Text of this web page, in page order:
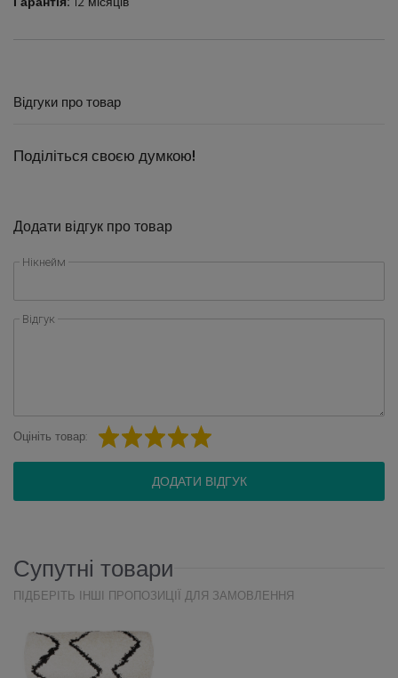
Відгуки про товар
Поділіться своєю думкою!
Додати відгук про товар
Нікнейм
Відгук
Оцініть товар:
ДОДАТИ ВІДГУК
Супутні товари
ПІДБЕРІТЬ ІНШІ ПРОПОЗИЦІЇ ДЛЯ ЗАМОВЛЕННЯ